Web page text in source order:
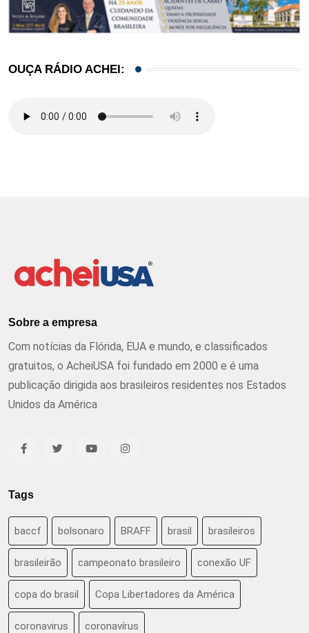
OUÇA RÁDIO ACHEI:
Sobre a empresa
Com notícias da Flórida, EUA e mundo, e classificados
gratuitos, o AcheiUSA foi fundado em 2000 e é uma
publicação dirigida aos brasileiros residentes nos Estados
Unidos da América
Tags
baccf bolsonaro BRAFF brasil brasileiros
brasileirão campeonato brasileiro conexão UF
copa do brasil Copa Libertadores da América
coronavirus coronavírus